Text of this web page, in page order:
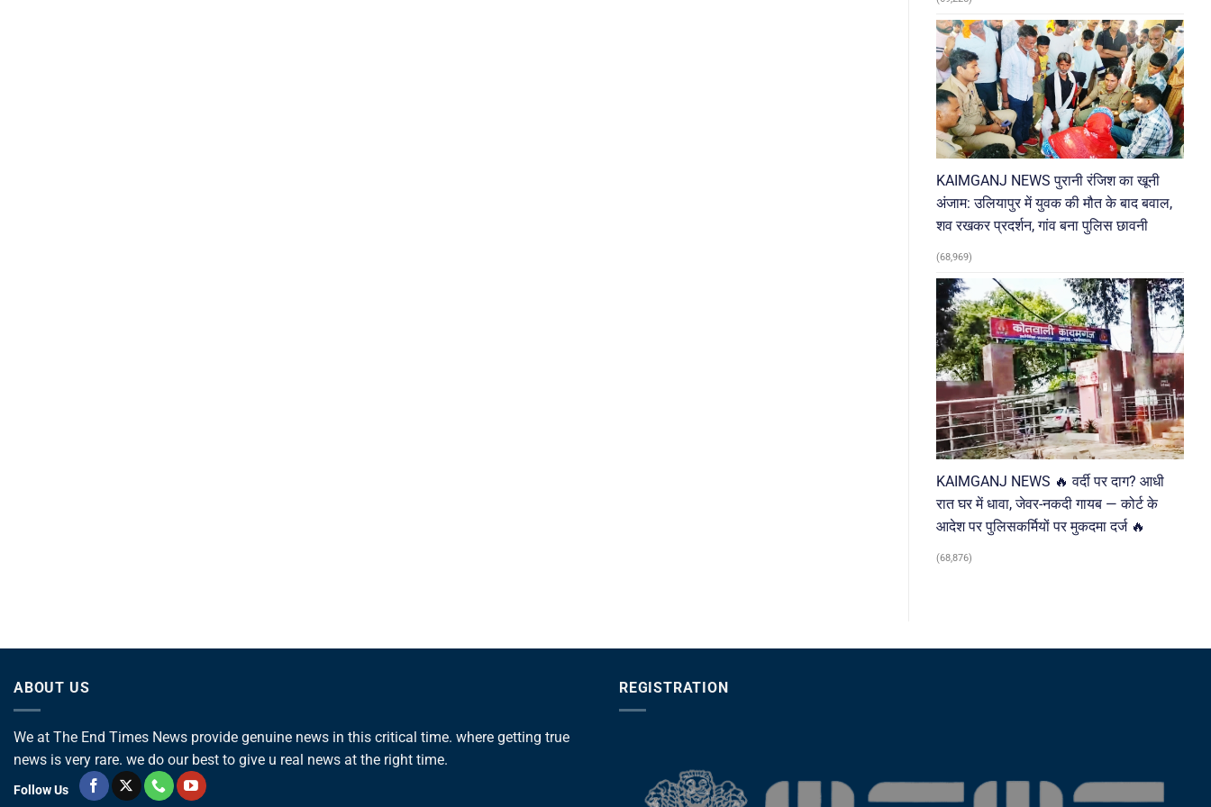
KAIMGANJ NEWS पुरानी रंजिश का खूनी
अंजाम: उलियापुर में युवक की मौत के बाद बवाल,
शव रखकर प्रदर्शन, गांव बना पुलिस छावनी
(68,969)
KAIMGANJ NEWS 🔥 वर्दी पर दाग? आधी
रात घर में धावा, जेवर-नकदी गायब — कोर्ट के
आदेश पर पुलिसकर्मियों पर मुकदमा दर्ज 🔥
(68,876)
ABOUT US
We at The End Times News provide genuine news in this critical time. where getting true
news is very rare. we do our best to give u real news at the right time.
Follow Us
REGISTRATION